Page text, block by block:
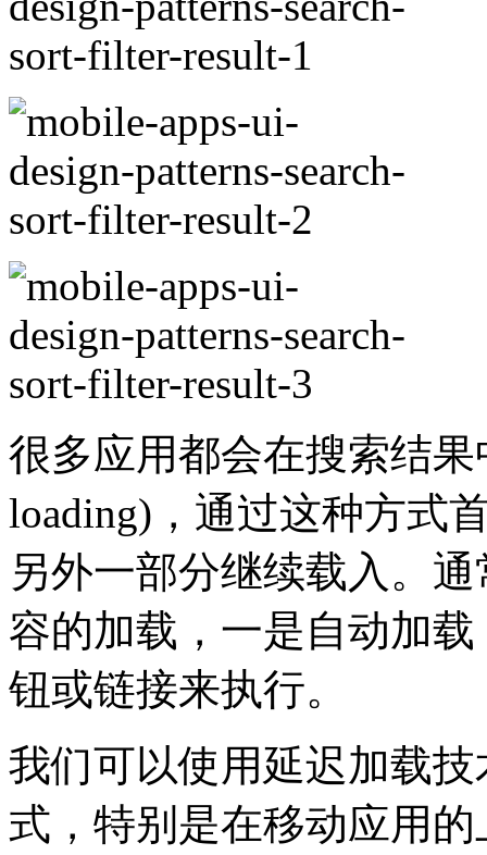
很多应用都会在搜索结
loading)，通过这种方式
另外一部分继续载入。
容的加载，一是自动加
钮或链接来执行。
我们可以使用延迟加载
式，特别是在移动应用